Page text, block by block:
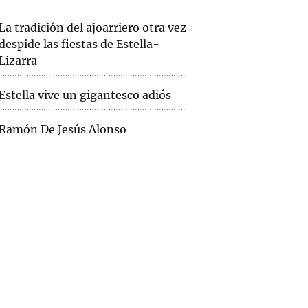
tradición del ajoarriero otra vez
las fiestas de Estella-
vive un gigantesco adiós
De Jesús Alonso